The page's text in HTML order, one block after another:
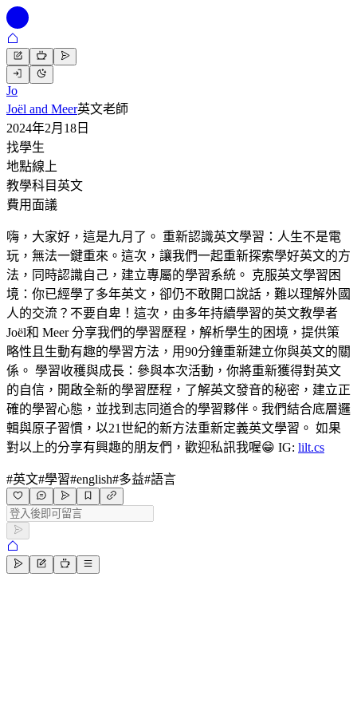
Jo
Joël and Meer英文老師
2024年2月18日
找學生
地點線上
教學科目英文
費用 面議
嗨，大家好，這是九月了。 重新認識英文學習：人生不是電
玩，無法一鍵重來。這次，讓我們一起重新探索學好英文的方
法，同時認識自己，建立專屬的學習系統。 克服英文學習困
境：你已經學了多年英文，卻仍不敢開口說話，難以理解外國
人的交流？不要自卑！這次，由多年持續學習的英文教學者
Joël和 Meer 分享我們的學習歷程，解析學生的困境，提供策
略性且生動有趣的學習方法，用90分鐘重新建立你與英文的關
係。 學習收穫與成長：參與本次活動，你將重新獲得對英文
的自信，開啟全新的學習歷程，了解英文發音的秘密，建立正
確的學習心態，並找到志同道合的學習夥伴。我們結合底層邏
輯與原子習慣，以21世紀的新方法重新定義英文學習。 如果
對以上的分享有興趣的朋友們，歡迎私訊我喔😁 IG: lilt.cs
#英文#學習#english#多益#語言